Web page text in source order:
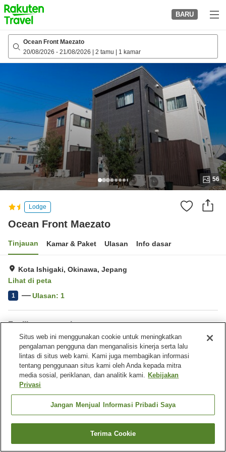
to
top
page
BARU
Ocean Front Maezato
20/08/2026 - 21/08/2026 2 tamu 1 kamar
56
Lodge
Ocean Front Maezato
Tinjauan Kamar & Paket Ulasan Info dasar
Kota Ishigaki, Okinawa, Jepang
Lihat di peta
1 Ulasan: 1
Fasilitas properti
Tempat parkir
Beranda Jepang Okinawa
Kota Ishigaki
Ocean Front Maezato
Cari kamar
Situs web ini menggunakan cookie untuk meningkatkan
pengalaman pengguna dan menganalisis kinerja serta lalu
lintas di situs web kami. Kami juga membagikan informasi
tentang penggunaan situs kami oleh Anda kepada mitra
media sosial, periklanan, dan analitik kami. Kebijakan
Privasi
Jangan Menjual Informasi Pribadi Saya
Terima Cookie